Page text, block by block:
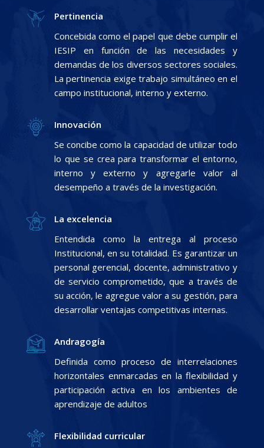
Pertinencia
Concebida como el papel que debe cumplir el
IESIP en función de las necesidades y
demandas de los diversos sectores sociales.
La pertinencia exige trabajo simultáneo en el
campo institucional, interno y externo.
Innovación
Se concibe como la capacidad de utilizar todo
lo que se crea para transformar el entorno,
interno y externo y agregarle valor al
desempeño a través de la investigación.
La excelencia
Entendida como la entrega al proceso
Institucional, en su totalidad. Es garantizar un
personal gerencial, docente, administrativo y
de servicio comprometido, que a través de
su acción, le agregue valor a su gestión, para
desarrollar ventajas competitivas internas.
Andragogía
Definida como proceso de interrelaciones
horizontales enmarcadas en la flexibilidad y
participación activa en los ambientes de
aprendizaje de adultos
Flexibilidad curricular